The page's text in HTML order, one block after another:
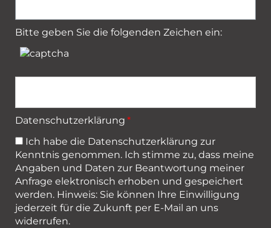
Bitte geben Sie die folgenden Zeichen ein:
Datenschutzerklärung
Ich habe die Datenschutzerklärung zur
Kenntnis genommen. Ich stimme zu, dass meine
Angaben und Daten zur Beantwortung meiner
Anfrage elektronisch erhoben und gespeichert
werden. Hinweis: Sie können Ihre Einwilligung
jederzeit für die Zukunft per E-Mail an uns
widerrufen.